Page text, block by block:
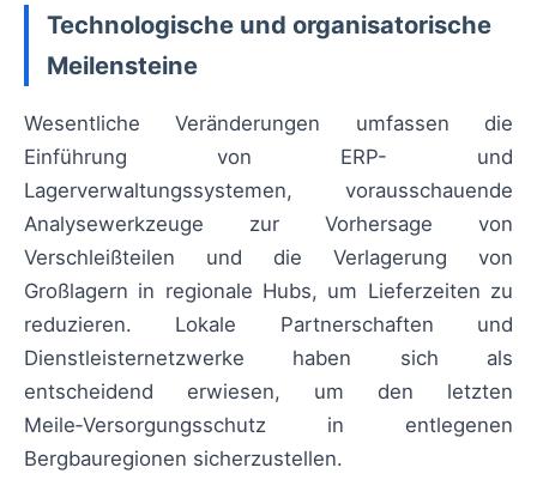
Technologische und organisatorische
Meilensteine
Wesentliche Veränderungen umfassen die
Einführung von ERP- und
Lagerverwaltungssystemen, vorausschauende
Analysewerkzeuge zur Vorhersage von
Verschleißteilen und die Verlagerung von
Großlagern in regionale Hubs, um Lieferzeiten zu
reduzieren. Lokale Partnerschaften und
Dienstleisternetzwerke haben sich als
entscheidend erwiesen, um den letzten
Meile‑Versorgungsschutz in entlegenen
Bergbauregionen sicherzustellen.